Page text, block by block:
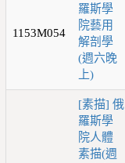
1153M054
羅斯學
院藝用
解剖學
(週六晚
上)
[素描] 俄
羅斯學
院人體
素描(週